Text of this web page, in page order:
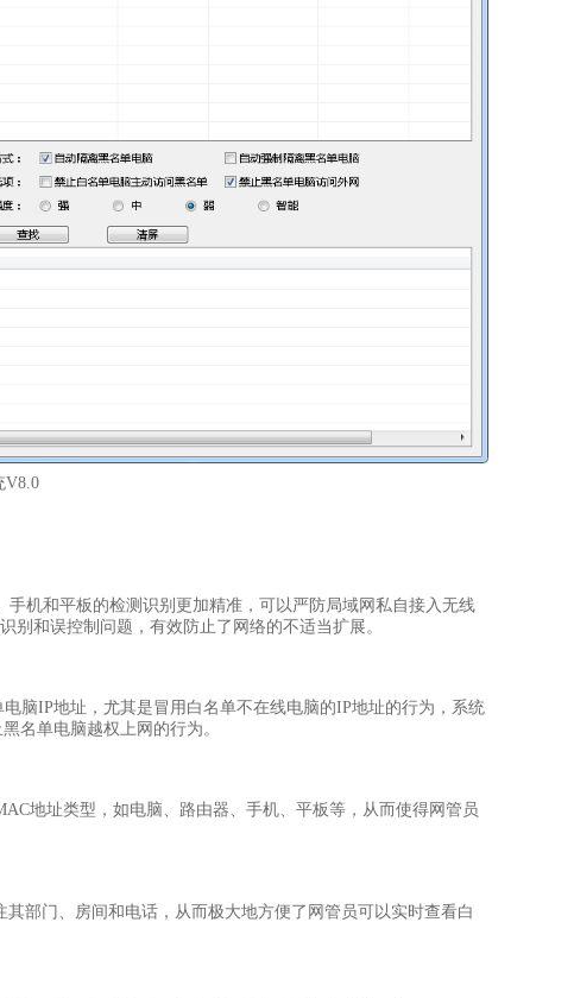
V8.0
机和平板的检测识别更加精准，可以严防局域网私自接入无线
和误控制问题，有效防止了网络的不适当扩展。
脑IP地址，尤其是冒用白名单不在线电脑的IP地址的行为，系统
名单电脑越权上网的行为。
地址类型，如电脑、路由器、手机、平板等，从而使得网管员
部门、房间和电话，从而极大地方便了网管员可以实时查看白